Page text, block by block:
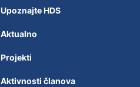
Upoznajte HDS
Aktualno
Projekti
Aktivnosti članova